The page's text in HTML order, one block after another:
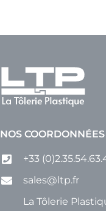
NOS COORDONNÉES
+33
sales@ltp.fr
La Tôlerie